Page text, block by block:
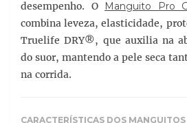
desempenho. O
Manguito Pro
combina leveza, elasticidade,
Truelife DRY®, que auxilia na
do suor, mantendo a pele seca
na corrida.
CARACTERÍSTICAS DOS MANGUITOS